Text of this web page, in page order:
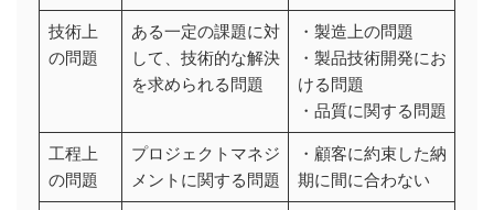
技術上
の問題
ある一定の課題に対
して、技術的な解決
を求められる問題
・製造上の問題
・製品技術開発にお
ける問題
・品質に関する問題
工程上
の問題
プロジェクトマネジ
メントに関する問題
・顧客に約束した納
期に間に合わない